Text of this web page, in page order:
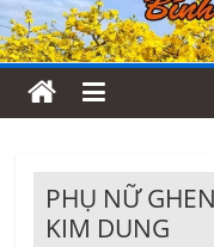
PHỤ NỮ
KIM DUNG